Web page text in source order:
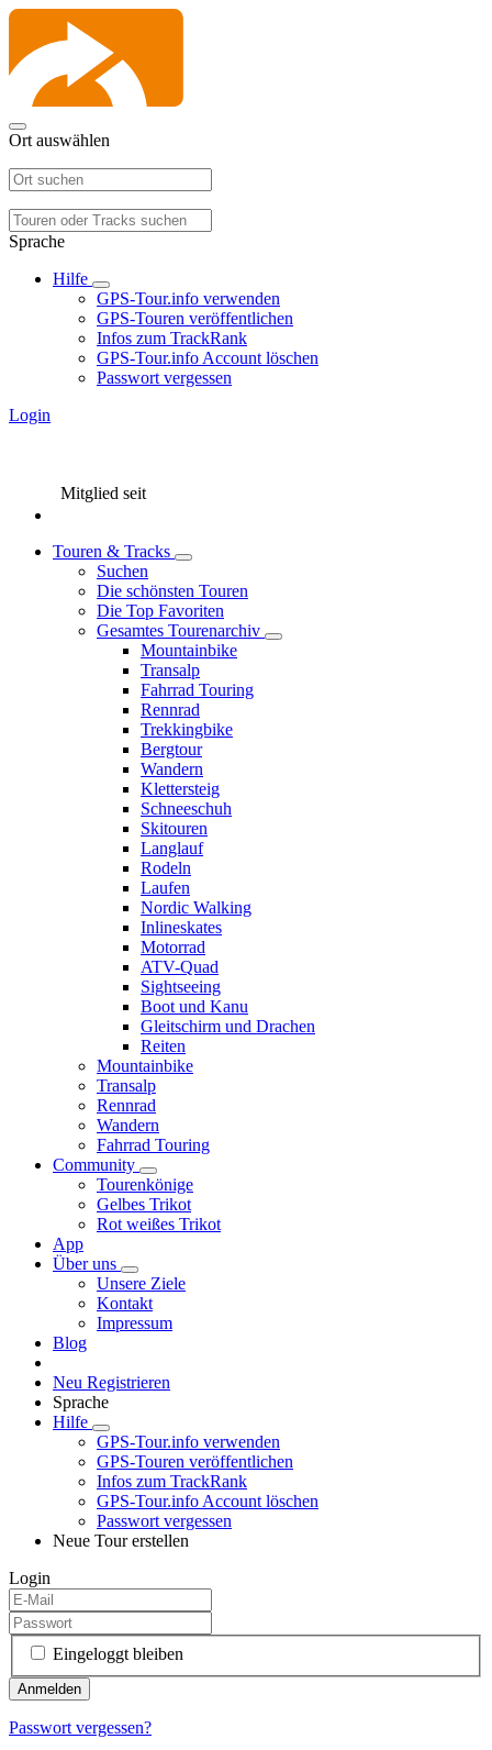
Ort auswählen
Sprache
Hilfe
GPS-Tour.info verwenden
GPS-Touren veröffentlichen
Infos zum TrackRank
GPS-Tour.info Account löschen
Passwort vergessen
Login
Mitglied seit
Touren & Tracks
Suchen
Die schönsten Touren
Die Top Favoriten
Gesamtes Tourenarchiv
Mountainbike
Transalp
Fahrrad Touring
Rennrad
Trekkingbike
Bergtour
Wandern
Klettersteig
Schneeschuh
Skitouren
Langlauf
Rodeln
Laufen
Nordic Walking
Inlineskates
Motorrad
ATV-Quad
Sightseeing
Boot und Kanu
Gleitschirm und Drachen
Reiten
Mountainbike
Transalp
Rennrad
Wandern
Fahrrad Touring
Community
Tourenkönige
Gelbes Trikot
Rot weißes Trikot
App
Über uns
Unsere Ziele
Kontakt
Impressum
Blog
Neu Registrieren
Sprache
Hilfe
GPS-Tour.info verwenden
GPS-Touren veröffentlichen
Infos zum TrackRank
GPS-Tour.info Account löschen
Passwort vergessen
Neue Tour erstellen
Login
Eingeloggt bleiben
Passwort vergessen?